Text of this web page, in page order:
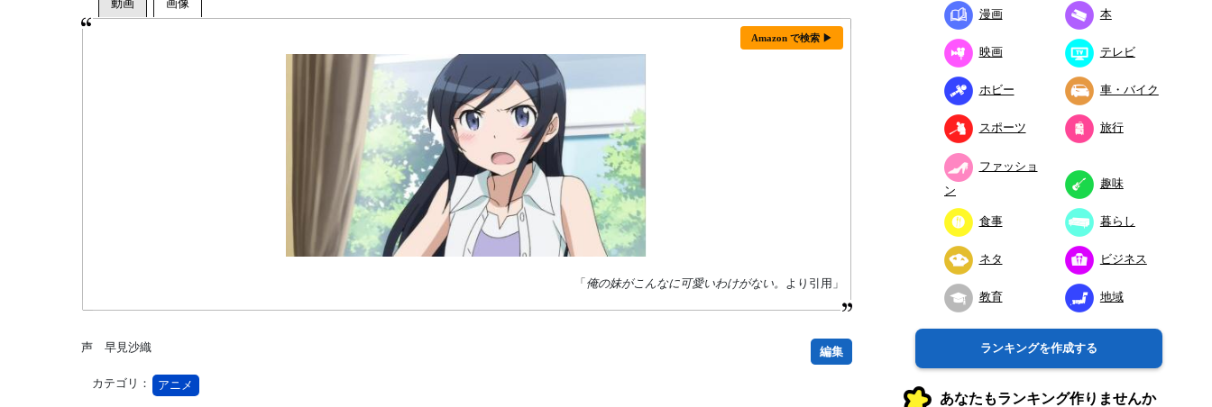
Amazon で検索 ▶
「俺の妹がこんなに可愛いわけがない。 より引用」
声 早見沙織
カテゴリ： アニメ
編集
漫画 本
映画 テレビ
ホビー 車・バイク
スポーツ 旅行
ファッショ
ン
趣味
食事 暮らし
ネタ ビジネス
教育 地域
ランキングを作成する
あなたもランキング作りませんか